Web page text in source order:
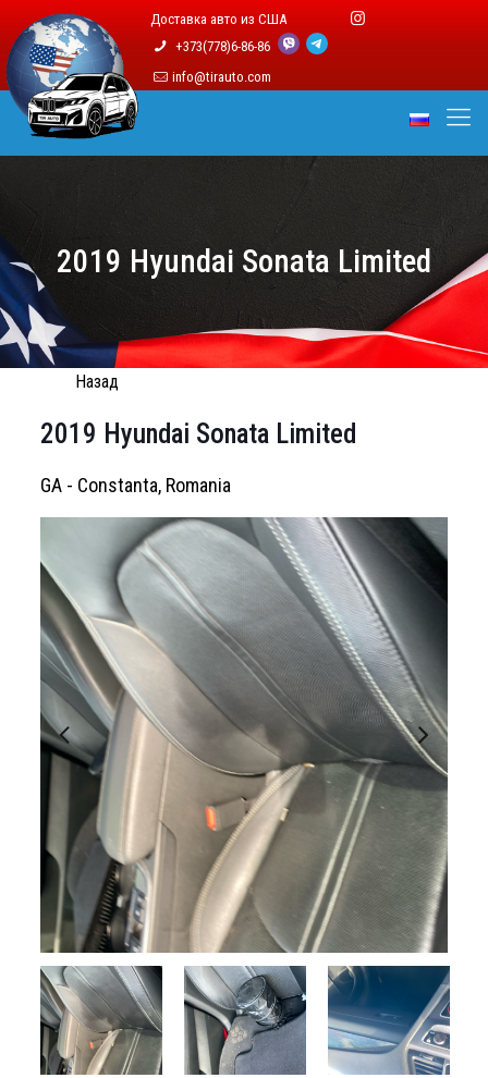
Доставка авто из США
+373(778)6-86-86
info@tirauto.com
2019 Hyundai Sonata Limited
Назад
2019 Hyundai Sonata Limited
GA - Constanta, Romania